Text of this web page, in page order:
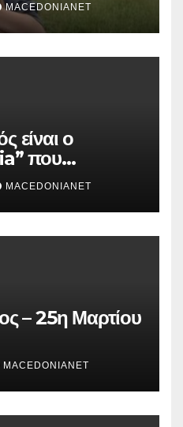
MACEDONIANET
είναι ο
που
θάνατο της
MACEDONIANET
– 25η Μαρτίου
MACEDONIANET